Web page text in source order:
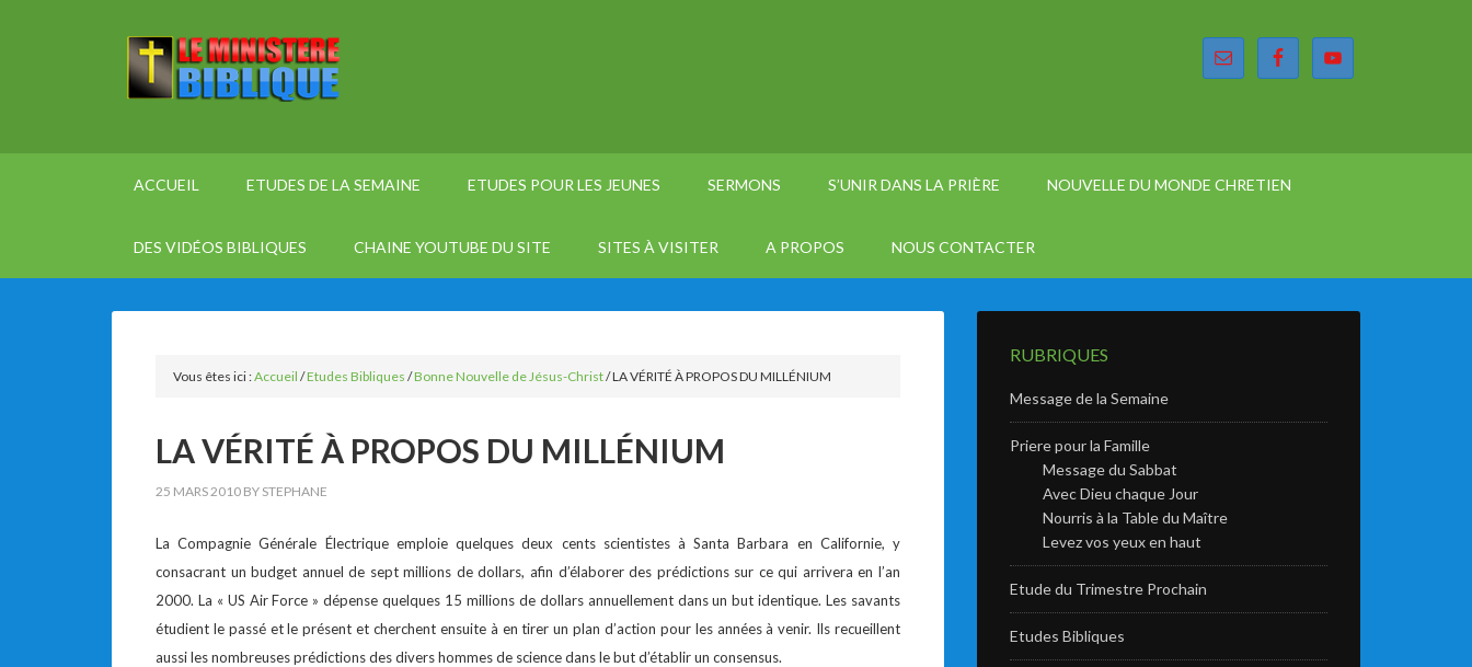
ACCUEIL ETUDES DE LA SEMAINE ETUDES POUR LES JEUNES SERMONS S’UNIR DANS LA PRIÈRE NOUVELLE DU MONDE CHRETIEN
DES VIDÉOS BIBLIQUES CHAINE YOUTUBE DU SITE SITES À VISITER A PROPOS NOUS CONTACTER
Vous êtes ici :Accueil /Etudes Bibliques /Bonne Nouvelle de Jésus-Christ/LA VÉRITÉ À PROPOS DU MILLÉNIUM
LA VÉRITÉ À PROPOS DU MILLÉNIUM
25 MARS 2010 BY STEPHANE
La Compagnie Générale Électrique emploie quelques deux cents scientistes à Santa Barbara en Californie, y
consacrant un budget annuel de sept millions de dollars, afin d’élaborer des prédictions sur ce qui arrivera en l’an
2000. La « US Air Force » dépense quelques 15 millions de dollars annuellement dans un but identique. Les savants
étudient le passé et le présent et cherchent ensuite à en tirer un plan d’action pour les années à venir. Ils recueillent
aussi les nombreuses prédictions des divers hommes de science dans le but d’établir un consensus.
RUBRIQUES
Message de la Semaine
Priere pour la Famille
Message du Sabbat
Avec Dieu chaque Jour
Nourris à la Table du Maître
Levez vos yeux en haut
Etude du Trimestre Prochain
Etudes Bibliques